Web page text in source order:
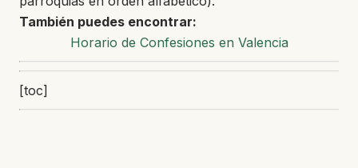
También puedes encontrar:
Horario de Confesiones en Valencia
[toc]